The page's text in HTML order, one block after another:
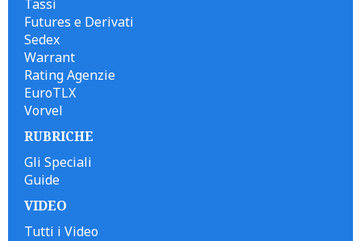
Tassi
Futures e Derivati
Sedex
Warrant
Rating Agenzie
EuroTLX
Vorvel
RUBRICHE
Gli Speciali
Guide
VIDEO
Tutti i Video